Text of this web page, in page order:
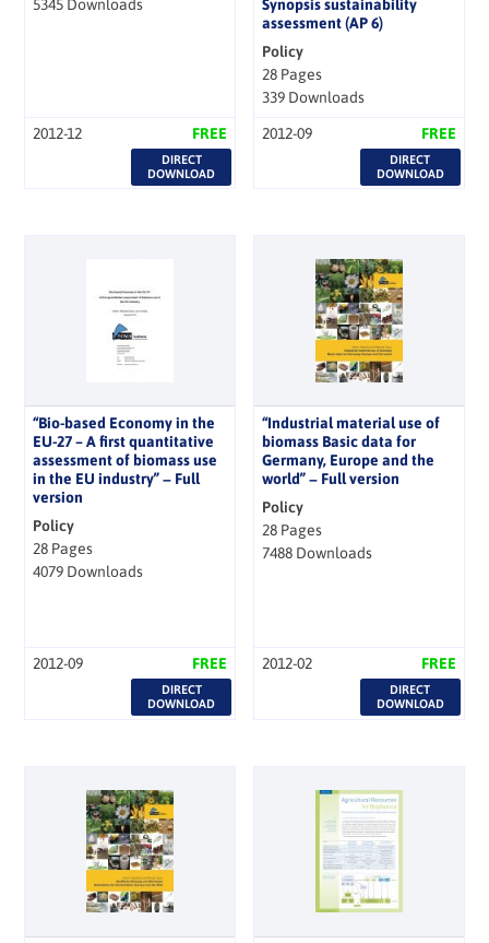
5345 Downloads
2012-12 FREE
DIRECT
DOWNLOAD
Synopsis sustainability
assessment (AP 6)
Policy
28 Pages
339 Downloads
2012-09 FREE
DIRECT
DOWNLOAD
“Bio-based Economy in the
EU-27 – A first quantitative
assessment of biomass use
in the EU industry” − Full
version
Policy
28 Pages
4079 Downloads
2012-09 FREE
DIRECT
DOWNLOAD
“Industrial material use of
biomass Basic data for
Germany, Europe and the
world” − Full version
Policy
28 Pages
7488 Downloads
2012-02 FREE
DIRECT
DOWNLOAD